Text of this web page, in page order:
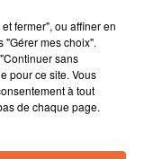
dimanche 19
évolue Thibault
fermer", ou affiner en
mes choix".
sans
pour ce site. Vous
à tout
de chaque page.